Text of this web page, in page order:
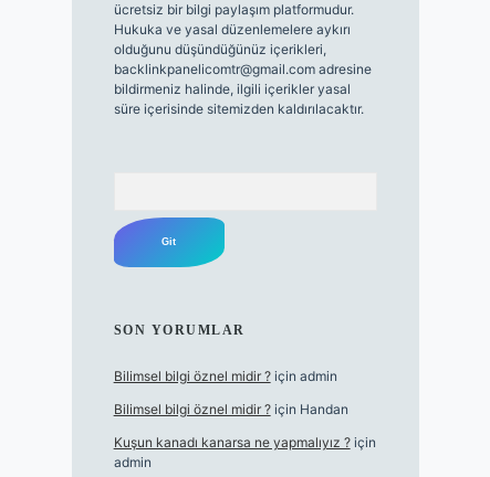
ücretsiz bir bilgi paylaşım platformudur.
Hukuka ve yasal düzenlemelere aykırı
olduğunu düşündüğünüz içerikleri,
backlinkpanelicomtr@gmail.comadresine
bildirmeniz halinde, ilgili içerikler yasal
süre içerisinde sitemizden kaldırılacaktır.
SON YORUMLAR
Bilimsel bilgi öznel midir ?için admin
Bilimsel bilgi öznel midir ?için Handan
Kuşun kanadı kanarsa ne yapmalıyız ?için
admin